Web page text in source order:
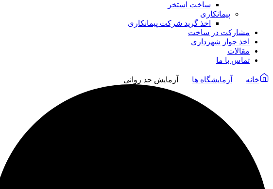
ساخت استخر
پیمانکاری
اخذ گرید شرکت پیمانکاری
مشارکت در ساخت
اخذ جواز شهرداری
مقالات
تماس با ما
خانه آزمایشگاه ها آزمایش حد روانی